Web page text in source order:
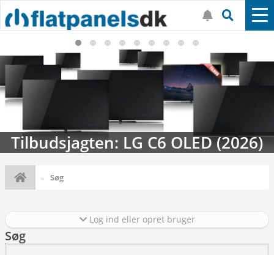
Tilbudsjagten: LG C6 OLED (2026)
Søg
Log ind eller opret bruger
Søg